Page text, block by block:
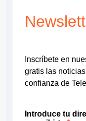
Inscríbete en
gratis las
confianza de
Introduce tu